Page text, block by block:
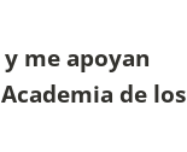
me apoyan
de los